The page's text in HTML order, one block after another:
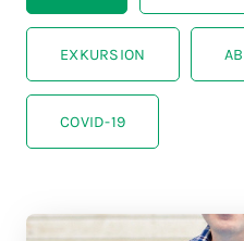
EXKURSION
COVID-19